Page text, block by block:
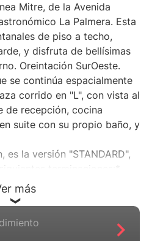
Mitre, de la Avenida
La Palmera. Esta
de piso a techo,
y disfruta de bellísimas
Oreintación SurOeste.
se continúa espacialmente
corrido en "L", con vista al
de recepción, cocina
suite con su propio baño, y
la versión "STANDARD",
terminaciones:*
de chapa y puertas
Currao o similar.*
muros: enlucido de yeso
comedor, dormitorios y
más